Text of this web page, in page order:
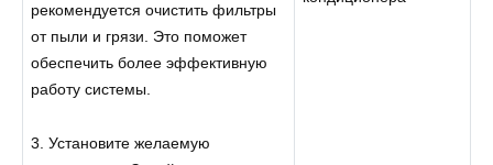
рекомендуется очистить фильтры
от пыли и грязи. Это поможет
обеспечить более эффективную
работу системы.
3. Установите желаемую